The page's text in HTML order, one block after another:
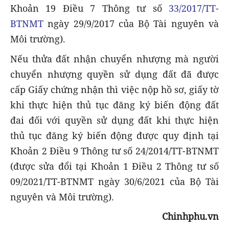
Khoản 19 Điều 7 Thông tư số 33/2017/TT-
BTNMT ngày 29/9/2017 của Bộ Tài nguyên và
Môi trường).
Nếu thửa đất nhận chuyển nhượng mà người
chuyển nhượng quyền sử dụng đất đã được
cấp Giấy chứng nhận thì việc nộp hồ sơ, giấy tờ
khi thực hiện thủ tục đăng ký biến động đất
đai đối với quyền sử dụng đất khi thực hiện
thủ tục đăng ký biến động được quy định tại
Khoản 2 Điều 9 Thông tư số 24/2014/TT-BTNMT
(được sửa đổi tại Khoản 1 Điều 2 Thông tư số
09/2021/TT-BTNMT ngày 30/6/2021 của Bộ Tài
nguyên và Môi trường).
Chinhphu.vn